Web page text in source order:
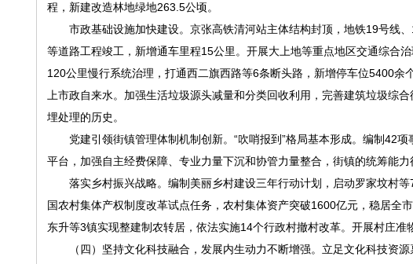
程，新建改造林地绿地263.5公顷。
市政基础设施加快建设。京张高铁清河站主体结构封顶，地铁19号线
等道路工程竣工，新增通车里程15公里。开展大上地等重点地区交通综合
120公里慢行系统治理，打通西二旗西路等6条断头路，新增停车位5400
上市政自来水。加强生活垃圾源头减量和分类回收利用，完善建筑垃圾综
埋处理的历史。
党建引领街镇管理体制机制创新。“吹哨报到”格局基本形成。编制42项
平台，加强自主经费保障、专业力量下沉和协管力量整合，街镇的统筹能
落实乡村振兴战略。编制美丽乡村建设三年行动计划，启动罗家坟村等
国农村集体产权制度改革试点任务，农村集体资产突破1600亿元，稳居全
东升等3镇实现整建制农转居，依法实施14个行政村撤村改革。开展村庄准
（四）坚持文化科技融合，发展内生动力不断增强。立足文化科技资源